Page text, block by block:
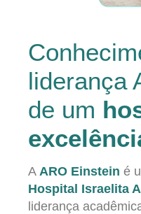
liderança
de um
A ARO Einstein é
Hospital Israelita
liderança